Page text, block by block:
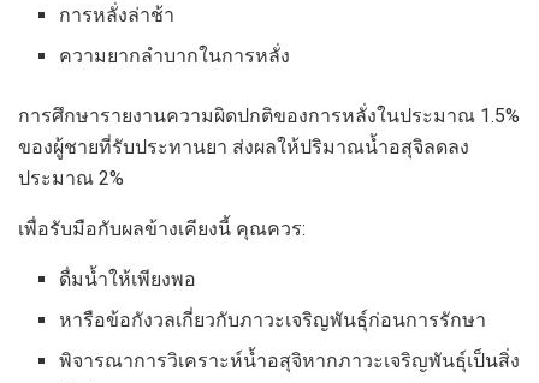
การหลั่งล่าช้า
ความยากลำบากในการหลั่ง
การศึกษารายงานความผิดปกติของการหลั่งในประมาณ 1.5%
ของผู้ชายที่รับประทานยา ส่งผลให้ปริมาณน้ำอสุจิลดลง
ประมาณ 2%
เพื่อรับมือกับผลข้างเคียงนี้ คุณควร:
ดื่มน้ำให้เพียงพอ
หารือข้อกังวลเกี่ยวกับภาวะเจริญพันธุ์ก่อนการรักษา
พิจารณาการวิเคราะห์น้ำอสุจิหากภาวะเจริญพันธุ์เป็นสิ่ง